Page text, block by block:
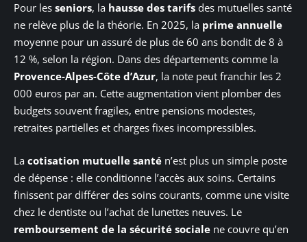
Pour les seniors, la hausse des tarifs des mutuelles santé
ne relève plus de la théorie. En 2025, la prime annuelle
moyenne pour un assuré de plus de 60 ans bondit de 8 à
12 %, selon la région. Dans des départements comme la
Provence-Alpes-Côte d’Azur, la note peut franchir les 2
000 euros par an. Cette augmentation vient plomber des
budgets souvent fragiles, entre pensions modestes,
retraites partielles et charges fixes incompressibles.
La cotisation mutuelle santé n’est plus un simple poste
de dépense : elle conditionne l’accès aux soins. Certains
finissent par différer des soins courants, comme une visite
chez le dentiste ou l’achat de lunettes neuves. Le
remboursement de la sécurité sociale ne couvre qu’en